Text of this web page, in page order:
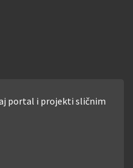
portal i projekti sličnim